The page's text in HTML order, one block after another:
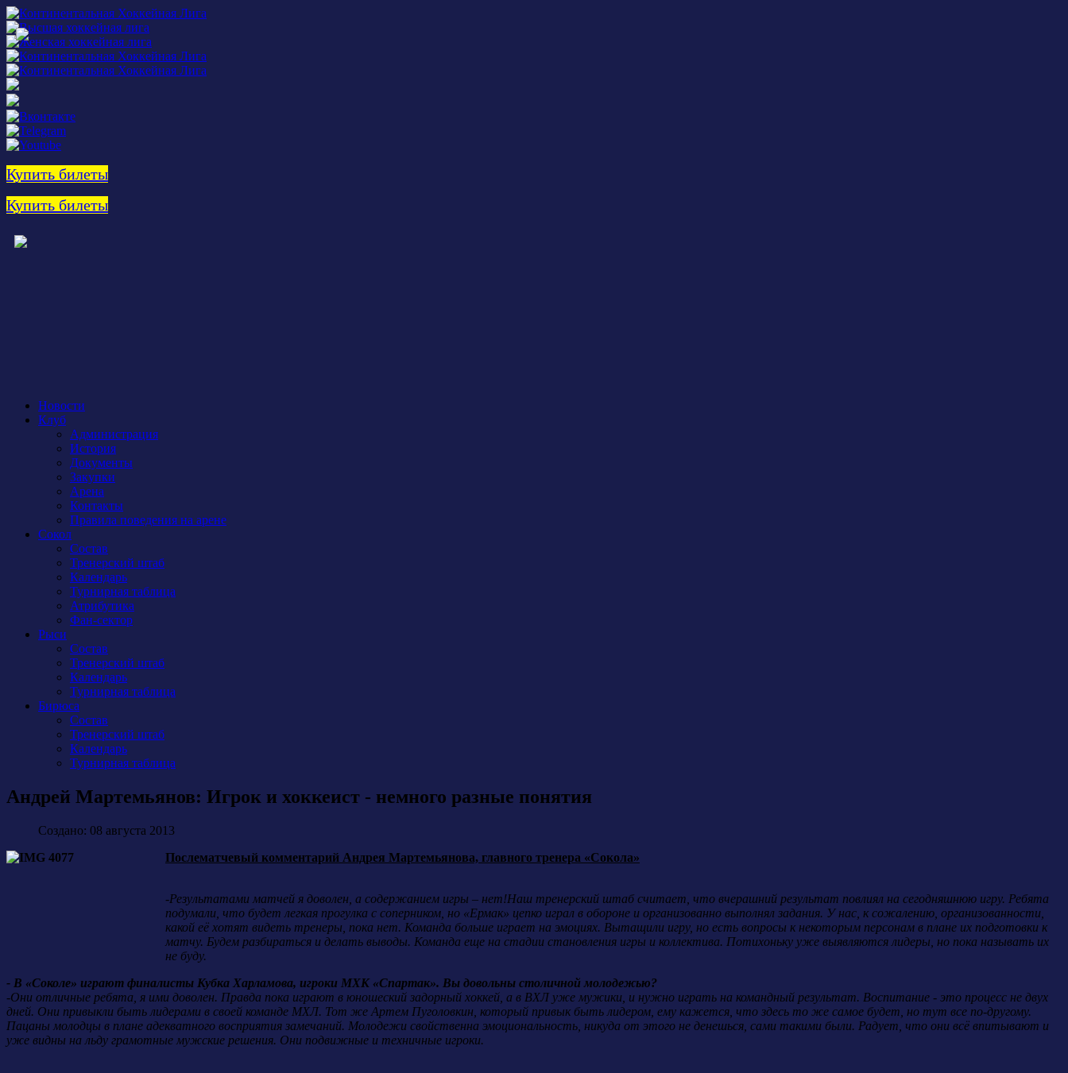
Купить билеты
Купить билеты
Новости
Клуб
Администрация
История
Документы
Закупки
Арена
Контакты
Правила поведения на арене
Сокол
Состав
Тренерский штаб
Календарь
Турнирная таблица
Атрибутика
Фан-сектор
Рыси
Состав
Тренерский штаб
Календарь
Турнирная таблица
Бирюса
Состав
Тренерский штаб
Календарь
Турнирная таблица
Андрей Мартемьянов: Игрок и хоккеист - немного разные понятия
Создано: 08 августа 2013
Послематчевый комментарий Андрея Мартемьянова, главного тренера «Сокола»
-Результатами матчей я доволен, а содержанием игры – нет!Наш тренерский штаб считает, что вчерашний результат повлиял на сегодняшнюю игру. Ребята
подумали, что будет легкая прогулка с соперником, но «Ермак» цепко играл в обороне и организованно выполнял задания. У нас, к сожалению, организованности,
какой её хотят видеть тренеры, пока нет. Команда больше играет на эмоциях. Вытащили игру, но есть вопросы к некоторым персонам в плане их подготовки к
матчу. Будем разбираться и делать выводы. Команда еще на стадии становления игры и коллектива. Потихоньку уже выявляются лидеры, но пока называть их
не буду.
- В «Соколе» играют финалисты Кубка Харламова, игроки МХК «Спартак». Вы довольны столичной молодежью?
-Они отличные ребята, я ими доволен. Правда пока играют в юношеский задорный хоккей, а в ВХЛ уже мужики, и нужно играть на командный результат. Воспитание - это процесс не двух
дней. Они привыкли быть лидерами в своей команде МХЛ. Тот же Артем Пуголовкин, который привык быть лидером, ему кажется, что здесь то же самое будет, но тут все по-другому.
Пацаны молодцы в плане адекватного восприятия замечаний. Молодежи свойственна эмоциональность, никуда от этого не денешься, сами такими были. Радует, что они всё впитывают и
уже видны на льду грамотные мужские решения. Они подвижные и техничные игроки.